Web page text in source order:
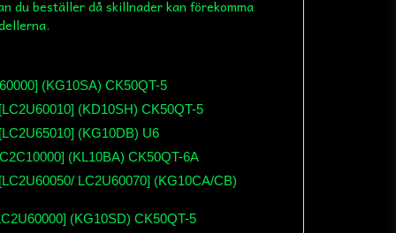
du beställer då skillnader kan förekomma
(KG10SA) CK50QT-5
(KD10SH) CK50QT-5
(KG10DB) U6
(KL10BA) CK50QT-6A
LC2U60070] (KG10CA/CB)
(KG10SD) CK50QT-5